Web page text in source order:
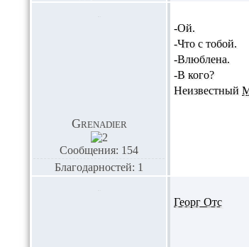
Grenadier
Сообщения: 154
Благодарностей: 1
-Ой.
-Что с тобой.
-Влюблена.
-В кого?
Неизвестный
Георг Отс